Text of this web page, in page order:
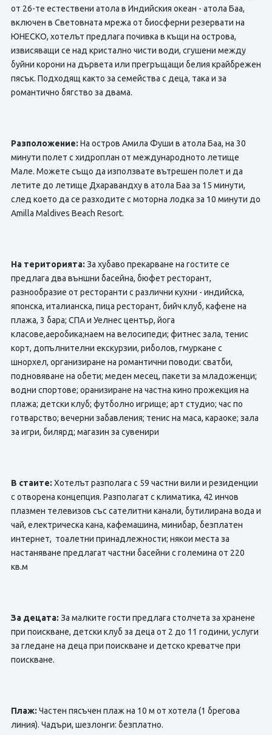
от 26-те естествени атола в Индийския океан - атола Баа,
включен в Световната мрежа от биосферни резервати на
ЮНЕСКО, хотелът предлага почивка в къщи на острова,
извисяващи се над кристално чисти води, сгушени между
буйни корони на дървета или прегръщащи белия крайбрежен
пясък. Подходящ както за семейства с деца, така и за
романтично бягство за двама.
Разположение: На остров Амила Фуши в атола Баа, на 30
минути полет с хидроплан от международното летище
Мале. Можете също да използвате вътрешен полет и да
летите до летище Дхаравандху в атола Баа за 15 минути,
след което да се разходите с моторна лодка за 10 минути до
Amilla Maldives Beach Resort.
На територията: За хубаво прекарване на гостите се
предлага два външни басейна, бюфет ресторант,
разнообразие от ресторанти с различни кухни - индийска,
японска, италианска, пица ресторант, бийч клуб, кафене на
плажа, 3 бара; СПА и Уелнес център, йога
класове,аеробика;наем на велосипеди; фитнес зала, тенис
корт, допълнителни екскурзии, риболов, гмуркане с
шнорхел, организиране на романтични поводи: сватби,
подновяване на обети; меден месец, пакети за младоженци;
водни спортове; оранизиране на частна кино прожекция на
плажа; детски клуб; футболно игрище; арт студио; час по
готварство; вечерни забавления; тенис на маса, караоке; зала
за игри, билярд; магазин за сувенири
В стаите: Хотелът разполага с 59 частни вили и резиденции
с отворена концепция. Разполагат с климатика, 42 инчов
плазмен телевизов със сателитни канали, бутилирана вода и
чай, електрическа кана, кафемашина, минибар, безплатен
интернет, тоалетни принадлежности; някои места за
настаняване предлагат частни басейни с големина от 220
кв.м
За децата: За малките гости предлага столчета за хранене
при поискване, детски клуб за деца от 2 до 11 години, услуги
за гледане на деца при поискване и детско креватче при
поискване.
Плаж: Частен пясъчен плаж на 10 м от хотела (1 брегова
линия). Чадъри, шезлонги: безплатно.